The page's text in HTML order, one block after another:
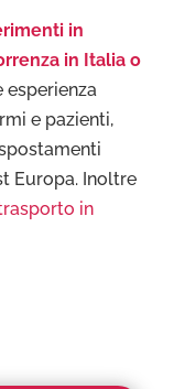
in
in Italia o
esperienza
e pazienti,
Europa. Inoltre
in